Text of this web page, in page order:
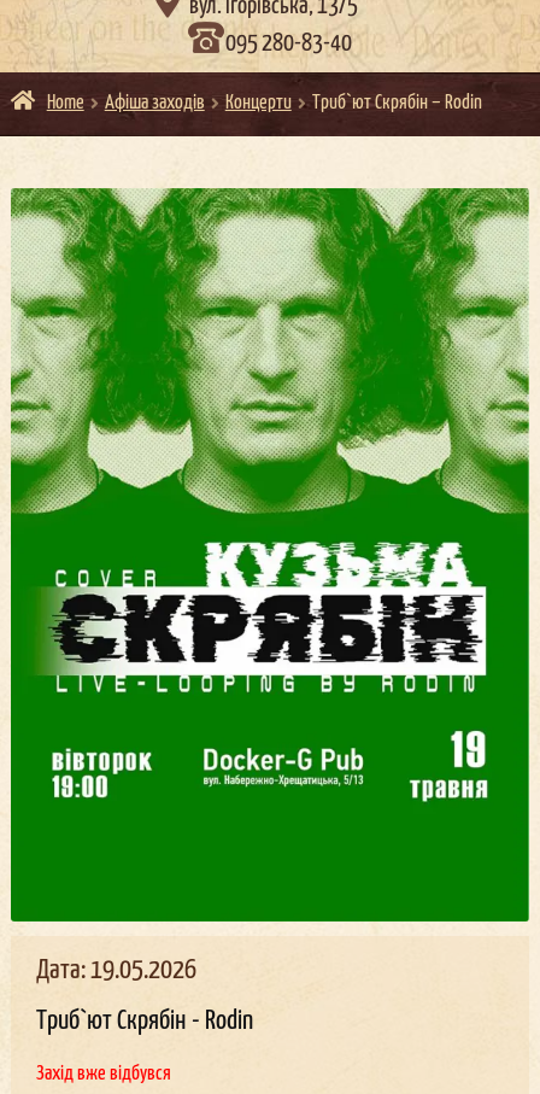
вул. Ігорівська, 13/5
095 280-83-40
Home Афіша заходів Концерти Триб`ют Скрябін – Rodin
Дата: 19.05.2026
Триб`ют Скрябін - Rodin
Захід вже відбувся